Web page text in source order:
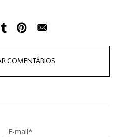
COMENTÁRIOS
E-mail*